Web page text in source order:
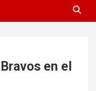
en el